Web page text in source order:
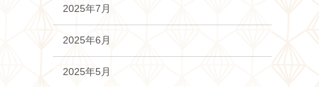
2025年7月
2025年6月
2025年5月